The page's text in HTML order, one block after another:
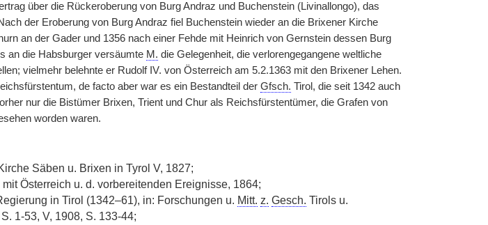
über die Rückeroberung von Burg Andraz und Buchenstein (Livinallongo), das
der Eroberung von Burg Andraz fiel Buchenstein wieder an die Brixener Kirche
an der Gader und 1356 nach einer Fehde mit Heinrich von Gernstein dessen Burg
an die Habsburger versäumte M. die Gelegenheit, die verlorengegangene weltliche
vielmehr belehnte er Rudolf IV. von Österreich am 5.2.1363 mit den Brixener Lehen.
de facto aber war es ein Bestandteil der Gfsch. Tirol, die seit 1342 auch
nur die Bistümer Brixen, Trient und Chur als Reichsfürstentümer, die Grafen von
worden waren.
Säben u. Brixen in Tyrol V, 1827;
Österreich u. d. vorbereitenden Ereignisse, 1864;
in Tirol (1342–61), in: Forschungen u. Mitt. z. Gesch. Tirols u.
1-53, V, 1908, S. 133-44;